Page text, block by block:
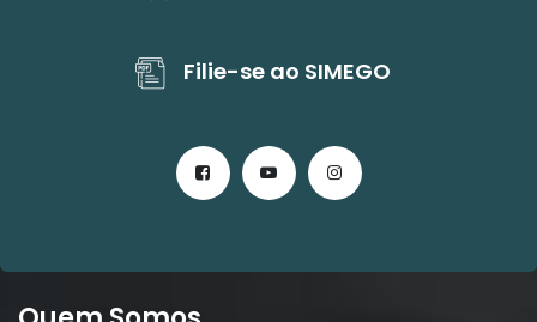
Filie-se ao SIMEGO